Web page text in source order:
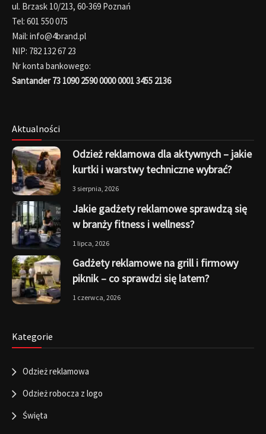
ul. Brzask 10/213, 60-369 Poznań
Tel: 601 550 075
Mail: info@4brand.pl
NIP: 782 132 67 23
Nr konta bankowego:
Santander 73 1090 2590 0000 0001 3455 2136
Aktualności
Odzież reklamowa dla aktywnych – jakie
kurtki i warstwy techniczne wybrać?
3 sierpnia, 2026
Jakie gadżety reklamowe sprawdzą się
w branży fitness i wellness?
1 lipca, 2026
Gadżety reklamowe na grill i firmowy
piknik – co sprawdzi się latem?
1 czerwca, 2026
Kategorie
Odzież reklamowa
Odzież robocza z logo
Święta